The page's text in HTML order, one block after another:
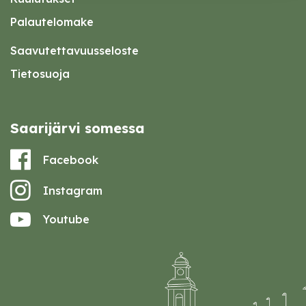
Palautelomake
Saavutettavuusseloste
Tietosuoja
Saarijärvi somessa
Facebook
Instagram
Youtube